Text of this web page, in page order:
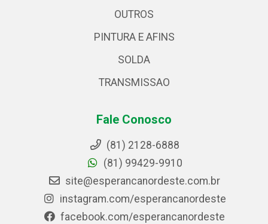
OUTROS
PINTURA E AFINS
SOLDA
TRANSMISSAO
Fale Conosco
(81) 2128-6888
(81) 99429-9910
site@esperancanordeste.com.br
instagram.com/esperancanordeste
facebook.com/esperancanordeste